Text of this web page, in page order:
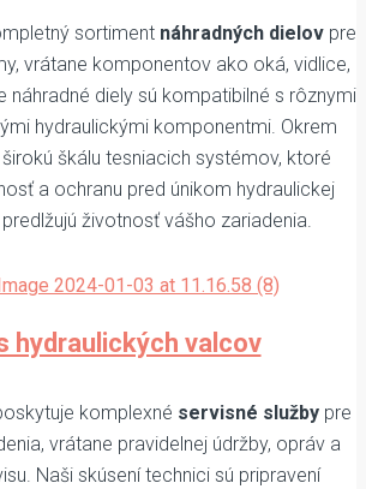
sortiment náhradných dielovpre
vrátane komponentov ako oká, vidlice,
náhradné diely sú kompatibilné s rôznymi
hydraulickými komponentmi. Okrem
škálu tesniacich systémov, ktoré
a ochranu pred únikom hydraulickej
životnosť vášho zariadenia.
hydraulických valcov
komplexné servisné službypre
vrátane pravidelnej údržby, opráv a
Naši skúsení technici sú pripravení